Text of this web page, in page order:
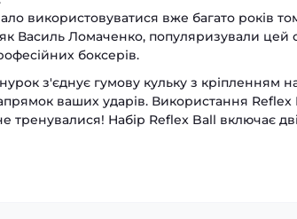
використовуватися вже багато років
як Василь Ломаченко, популяризували
боксерів.
з'єднує гумову кульку з кріпленням
ваших ударів. Використання
тренувалися! Набір Reflex Ball включає